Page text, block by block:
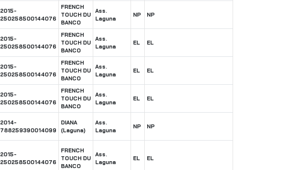
2015-
250258500144076
FRENCH
TOUCH DU
BANCO
Ass.
Laguna
NP NP
2015-
250258500144076
FRENCH
TOUCH DU
BANCO
Ass.
Laguna
EL EL
2015-
250258500144076
FRENCH
TOUCH DU
BANCO
Ass.
Laguna
EL EL
2015-
250258500144076
FRENCH
TOUCH DU
BANCO
Ass.
Laguna
EL EL
2014-
788259390014099
DIANA
(Laguna)
Ass.
Laguna
NP NP
2015-
250258500144076
FRENCH
TOUCH DU
BANCO
Ass.
Laguna
EL EL